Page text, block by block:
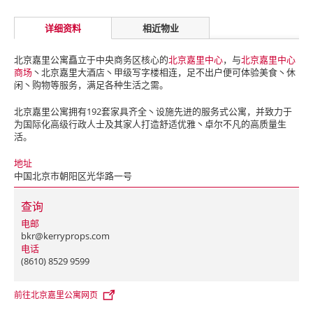
详细资料 相近物业
北京嘉里公寓矗立于中央商务区核心的北京嘉里中心，与北京嘉里中心
商场丶北京嘉里大酒店丶甲级写字楼相连，足不出户便可体验美食丶休
闲丶购物等服务，满足各种生活之需。
北京嘉里公寓拥有192套家具齐全丶设施先进的服务式公寓，并致力于
为国际化高级行政人士及其家人打造舒适优雅丶卓尔不凡的高质量生
活。
地址
中国北京市朝阳区光华路一号
查询
电邮
bkr@kerryprops.com
电话
(8610) 8529 9599
前往北京嘉里公寓网页